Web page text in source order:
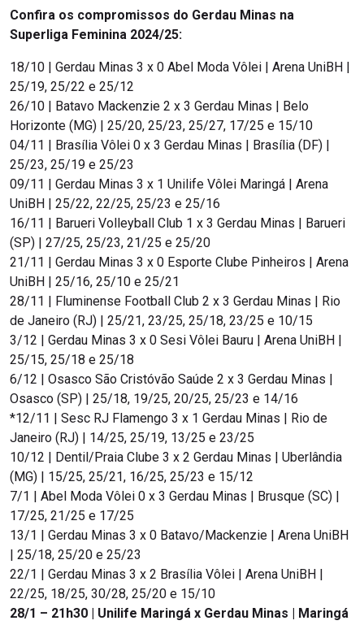
Confira os compromissos do Gerdau Minas na
Superliga Feminina 2024/25:
18/10 | Gerdau Minas 3 x 0 Abel Moda Vôlei | Arena UniBH |
25/19, 25/22 e 25/12
26/10 | Batavo Mackenzie 2 x 3 Gerdau Minas | Belo
Horizonte (MG) | 25/20, 25/23, 25/27, 17/25 e 15/10
04/11 | Brasília Vôlei 0 x 3 Gerdau Minas | Brasília (DF) |
25/23, 25/19 e 25/23
09/11 | Gerdau Minas 3 x 1 Unilife Vôlei Maringá | Arena
UniBH | 25/22, 22/25, 25/23 e 25/16
16/11 | Barueri Volleyball Club 1 x 3 Gerdau Minas | Barueri
(SP) | 27/25, 25/23, 21/25 e 25/20
21/11 | Gerdau Minas 3 x 0 Esporte Clube Pinheiros | Arena
UniBH | 25/16, 25/10 e 25/21
28/11 | Fluminense Football Club 2 x 3 Gerdau Minas | Rio
de Janeiro (RJ) | 25/21, 23/25, 25/18, 23/25 e 10/15
3/12 | Gerdau Minas 3 x 0 Sesi Vôlei Bauru | Arena UniBH |
25/15, 25/18 e 25/18
6/12 | Osasco São Cristóvão Saúde 2 x 3 Gerdau Minas |
Osasco (SP) | 25/18, 19/25, 20/25, 25/23 e 14/16
*12/11 | Sesc RJ Flamengo 3 x 1 Gerdau Minas | Rio de
Janeiro (RJ) | 14/25, 25/19, 13/25 e 23/25
10/12 | Dentil/Praia Clube 3 x 2 Gerdau Minas | Uberlândia
(MG) | 15/25, 25/21, 16/25, 25/23 e 15/12
7/1 | Abel Moda Vôlei 0 x 3 Gerdau Minas | Brusque (SC) |
17/25, 21/25 e 17/25
13/1 | Gerdau Minas 3 x 0 Batavo/Mackenzie | Arena UniBH
| 25/18, 25/20 e 25/23
22/1 | Gerdau Minas 3 x 2 Brasília Vôlei | Arena UniBH |
22/25, 18/25, 30/28, 25/20 e 15/10
28/1 – 21h30 | Unilife Maringá x Gerdau Minas | Maringá